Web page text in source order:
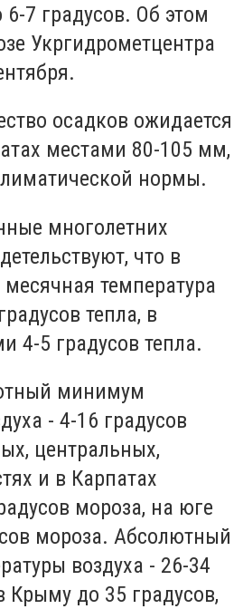
6-7 градусов. Об этом
Укргидрометцентра
осадков ожидается
местами 80-105 мм,
нормы.
многолетних
что в
температура
тепла, в
4-5 градусов тепла.
минимум
- 4-16 градусов
центральных,
и в Карпатах
мороза, на юге
мороза. Абсолютный
воздуха - 26-34
Крыму до 35 градусов,